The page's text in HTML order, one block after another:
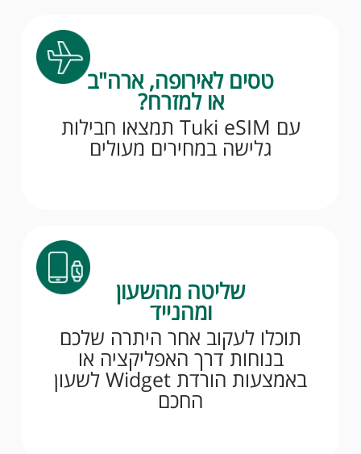
טסים לאירופה, ארה"ב
או למזרח?
עם Tuki eSIM תמצאו חבילות
גלישה במחירים מעולים
שליטה מהשעון
ומהנייד
תוכלו לעקוב אחר היתרה שלכם
בנוחות דרך האפליקציה או
באמצעות הורדת Widget לשעון
החכם